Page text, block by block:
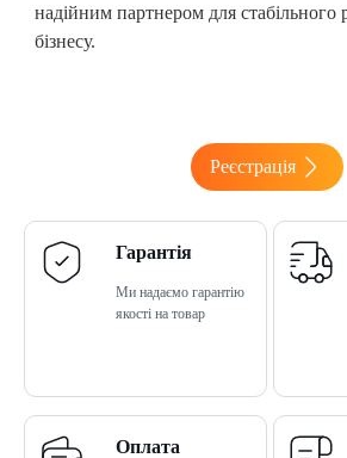
надійним партнером для стабільного
бізнесу.
Реєстрація
Гарантія
Ми надаємо гарантію
якості на товар
Оплата